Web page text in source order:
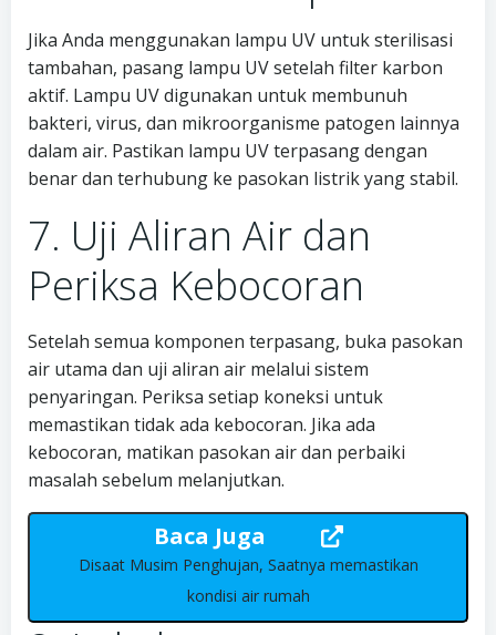
Jika Anda menggunakan lampu UV untuk sterilisasi
tambahan, pasang lampu UV setelah filter karbon
aktif. Lampu UV digunakan untuk membunuh
bakteri, virus, dan mikroorganisme patogen lainnya
dalam air. Pastikan lampu UV terpasang dengan
benar dan terhubung ke pasokan listrik yang stabil.
7. Uji Aliran Air dan
Periksa Kebocoran
Setelah semua komponen terpasang, buka pasokan
air utama dan uji aliran air melalui sistem
penyaringan. Periksa setiap koneksi untuk
memastikan tidak ada kebocoran. Jika ada
kebocoran, matikan pasokan air dan perbaiki
masalah sebelum melanjutkan.
Baca Juga
Disaat Musim Penghujan, Saatnya memastikan
kondisi air rumah